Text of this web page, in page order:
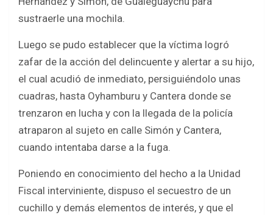
sustraerle una mochila.
Luego se pudo establecer que la víctima logró
zafar de la acción del delincuente y alertar a su hijo,
el cual acudió de inmediato, persiguiéndolo unas
cuadras, hasta Oyhamburu y Cantera donde se
trenzaron en lucha y con la llegada de la policía
atraparon al sujeto en calle Simón y Cantera,
cuando intentaba darse a la fuga.
Poniendo en conocimiento del hecho a la Unidad
Fiscal interviniente, dispuso el secuestro de un
cuchillo y demás elementos de interés, y que el